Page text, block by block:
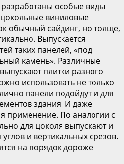
особые виды
виниловые
обычный сайдинг, но толще,
Выпускается
таких панелей, «под
камень». Различные
плитки разного
использовать не только
панели подойдут и для
здания. И даже
применение. По аналогии с
для цоколя выпускают и
и вертикальных срезов.
на порядок дороже